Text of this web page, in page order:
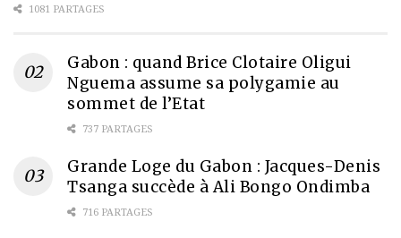
1081 PARTAGES
Gabon : quand Brice Clotaire Oligui
Nguema assume sa polygamie au
sommet de l’Etat
737 PARTAGES
Grande Loge du Gabon : Jacques-Denis
Tsanga succède à Ali Bongo Ondimba
716 PARTAGES